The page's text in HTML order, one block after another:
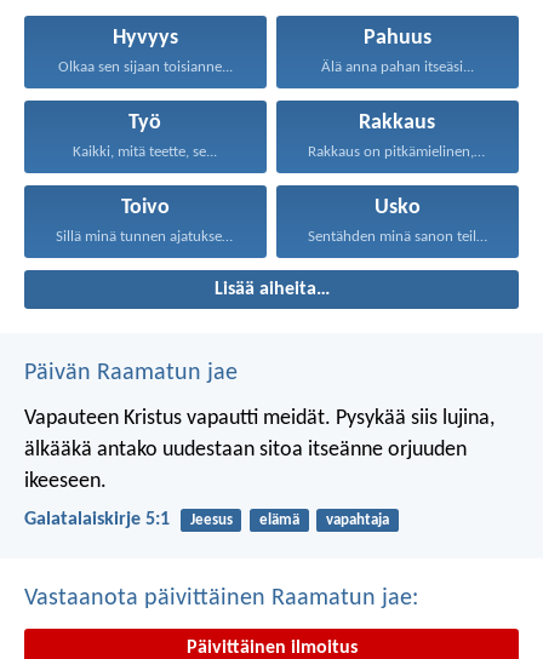
Hyvyys
Olkaa sen sijaan toisianne...
Pahuus
Älä anna pahan itseäsi...
Työ
Kaikki, mitä teette, se...
Rakkaus
Rakkaus on pitkämielinen, rakkaus...
Toivo
Sillä minä tunnen ajatukseni...
Usko
Sentähden minä sanon teille...
Lisää aiheita…
Päivän Raamatun jae
Vapauteen Kristus vapautti meidät. Pysykää siis lujina,
älkääkä antako uudestaan sitoa itseänne orjuuden
ikeeseen.
Galatalaiskirje 5:1 Jeesus elämä vapahtaja
Vastaanota päivittäinen Raamatun jae:
Päivittäinen ilmoitus